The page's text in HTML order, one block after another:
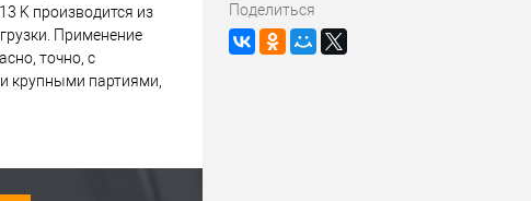
K производится из
Применение
точно, с
крупными партиями,
Поделиться